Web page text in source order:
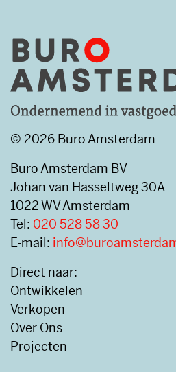
© 2026 Buro Amsterdam
Buro Amsterdam BV
Johan van Hasseltweg 30A
1022 WV Amsterdam
Tel: 020 528 58 30
E-mail:
Direct naar:
Ontwikkelen
Verkopen
Over Ons
Projecten